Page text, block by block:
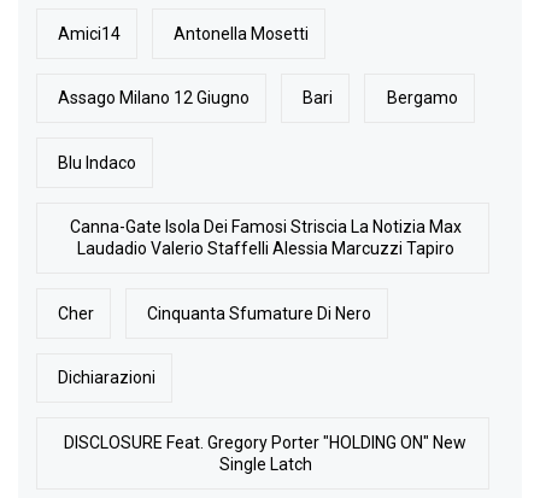
Amici14 Antonella Mosetti
Assago Milano 12 Giugno Bari Bergamo
Blu Indaco
Canna-Gate Isola Dei Famosi Striscia La Notizia Max
Laudadio Valerio Staffelli Alessia Marcuzzi Tapiro
Cher Cinquanta Sfumature Di Nero
Dichiarazioni
DISCLOSURE Feat. Gregory Porter "HOLDING ON" New
Single Latch